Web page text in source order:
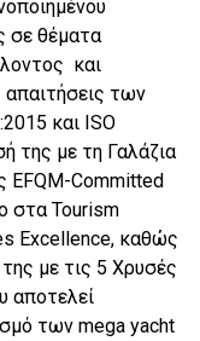
σε θέματα
και
των
και ISO
της με τη Γαλάζια
EFQM-Committed
στα Tourism
Excellence, καθώς
με τις 5 Χρυσές
αποτελεί
των mega yacht